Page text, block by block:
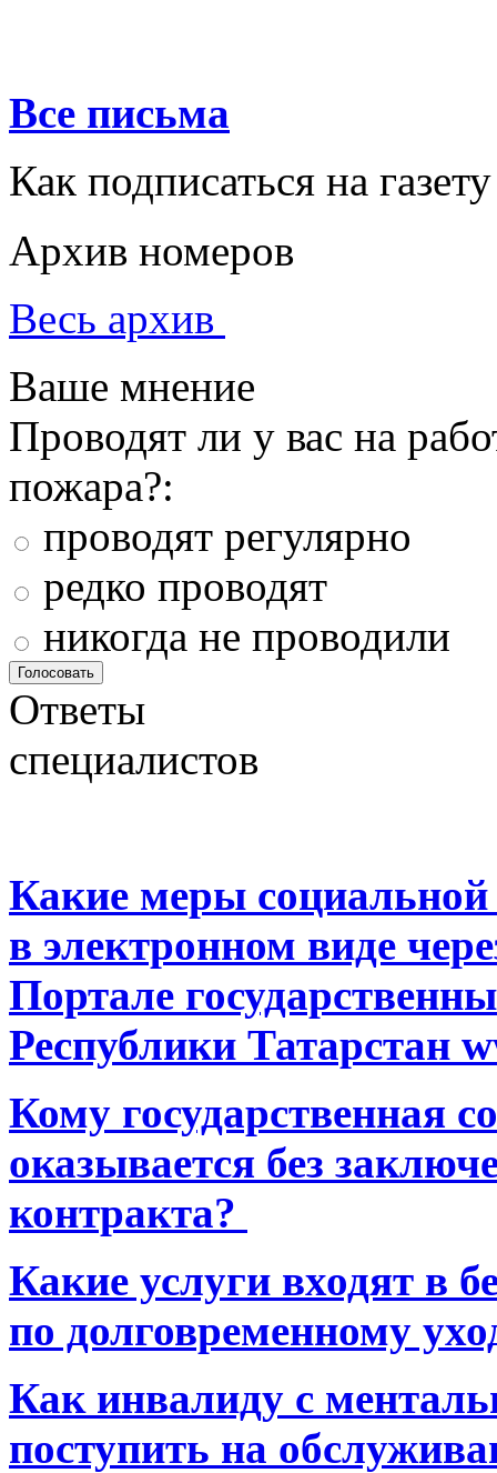
Все письма
Как подписаться на газету
Архив номеров
Весь архив
Ваше мнение
Проводят ли у вас на
пожара?:
проводят регулярно
редко проводят
никогда не проводили
Ответы
специалистов
Какие меры
в электронном виде
Портале
Республики Татарстан
Кому государственная
оказывается без
контракта?
Какие услуги входят в
по долговременному
Как инвалиду с
поступить на